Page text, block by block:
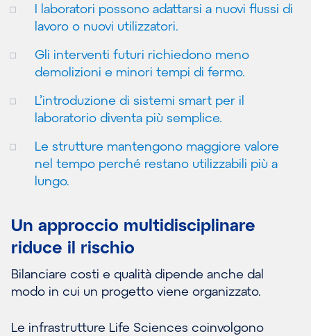
I laboratori possono adattarsi a nuovi flussi di
lavoro o nuovi utilizzatori.
Gli interventi futuri richiedono meno
demolizioni e minori tempi di fermo.
L’introduzione di sistemi smart per il
laboratorio diventa più semplice.
Le strutture mantengono maggiore valore
nel tempo perché restano utilizzabili più a
lungo.
Un approccio multidisciplinare
riduce il rischio
Bilanciare costi e qualità dipende anche dal
modo in cui un progetto viene organizzato.
Le infrastrutture Life Sciences coinvolgono